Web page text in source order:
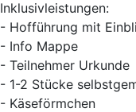
Inklusivleistungen:
- Hofführung mit
- Info Mappe
- Teilnehmer Urkunde
- 1-2 Stücke
- Käseförmchen